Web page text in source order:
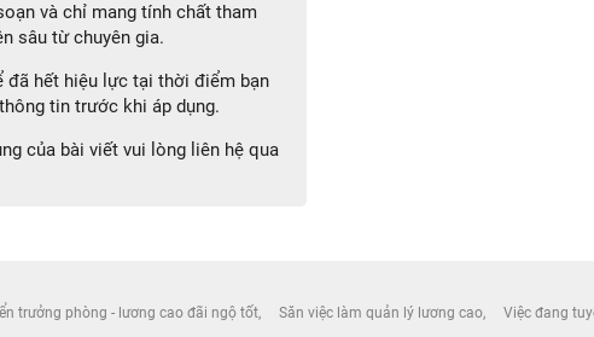
và chỉ mang tính chất tham
sâu từ chuyên gia.
đã hết hiệu lực tại thời điểm bạn
tin trước khi áp dụng.
của bài viết vui lòng liên hệ qua
trưởng phòng - lương cao đãi ngộ tốt Săn việc làm quản lý lương cao Việc đang